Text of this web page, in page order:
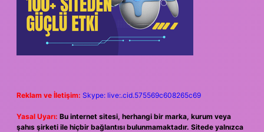
Reklam ve İletişim: Skype: live:.cid.575569c608265c69
Yasal Uyarı: Bu internet sitesi, herhangi bir marka, kurum veya
şahıs şirketi ile hiçbir bağlantısı bulunmamaktadır. Sitede yalnızca